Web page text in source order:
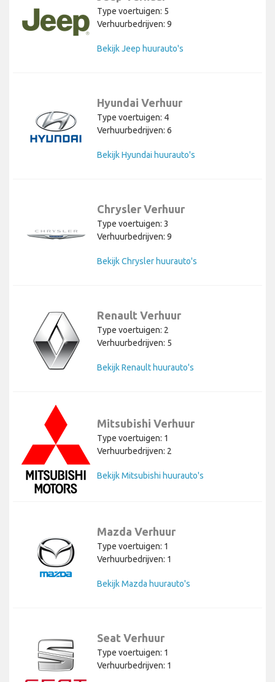
Type voertuigen: 5
Verhuurbedrijven: 9
Bekijk Jeep huurauto's
Hyundai Verhuur
Type voertuigen: 4
Verhuurbedrijven: 6
Bekijk Hyundai huurauto's
Chrysler Verhuur
Type voertuigen: 3
Verhuurbedrijven: 9
Bekijk Chrysler huurauto's
Renault Verhuur
Type voertuigen: 2
Verhuurbedrijven: 5
Bekijk Renault huurauto's
Mitsubishi Verhuur
Type voertuigen: 1
Verhuurbedrijven: 2
Bekijk Mitsubishi huurauto's
Mazda Verhuur
Type voertuigen: 1
Verhuurbedrijven: 1
Bekijk Mazda huurauto's
Seat Verhuur
Type voertuigen: 1
Verhuurbedrijven: 1